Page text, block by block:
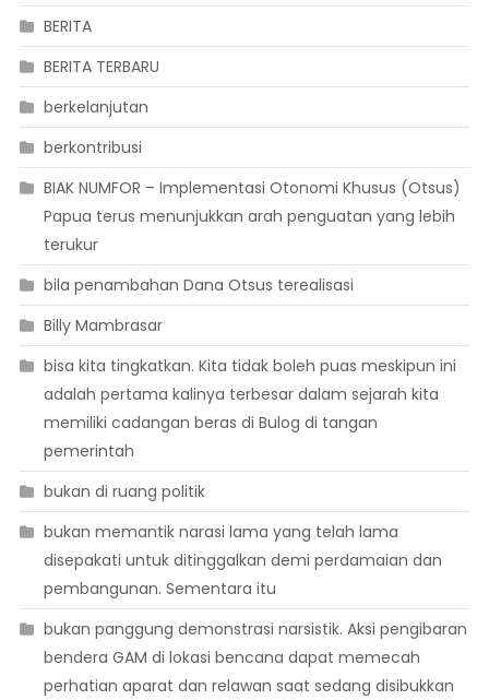
BERITA
BERITA TERBARU
berkelanjutan
berkontribusi
BIAK NUMFOR – Implementasi Otonomi Khusus (Otsus)
Papua terus menunjukkan arah penguatan yang lebih
terukur
bila penambahan Dana Otsus terealisasi
Billy Mambrasar
bisa kita tingkatkan. Kita tidak boleh puas meskipun ini
adalah pertama kalinya terbesar dalam sejarah kita
memiliki cadangan beras di Bulog di tangan
pemerintah
bukan di ruang politik
bukan memantik narasi lama yang telah lama
disepakati untuk ditinggalkan demi perdamaian dan
pembangunan. Sementara itu
bukan panggung demonstrasi narsistik. Aksi pengibaran
bendera GAM di lokasi bencana dapat memecah
perhatian aparat dan relawan saat sedang disibukkan